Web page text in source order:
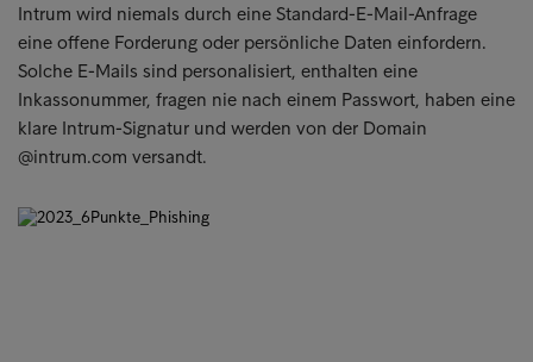
Intrum wird niemals durch eine Standard-E-Mail-Anfrage
eine offene Forderung oder persönliche Daten einfordern.
Solche E-Mails sind personalisiert, enthalten eine
Inkassonummer, fragen nie nach einem Passwort, haben eine
klare Intrum-Signatur und werden von der Domain
@intrum.com versandt.